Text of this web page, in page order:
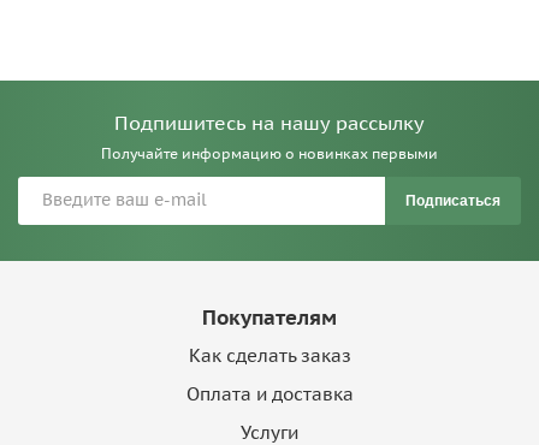
Подпишитесь на нашу рассылку
Получайте информацию о новинках первыми
Подписаться
Покупателям
Как сделать заказ
Оплата и доставка
Услуги